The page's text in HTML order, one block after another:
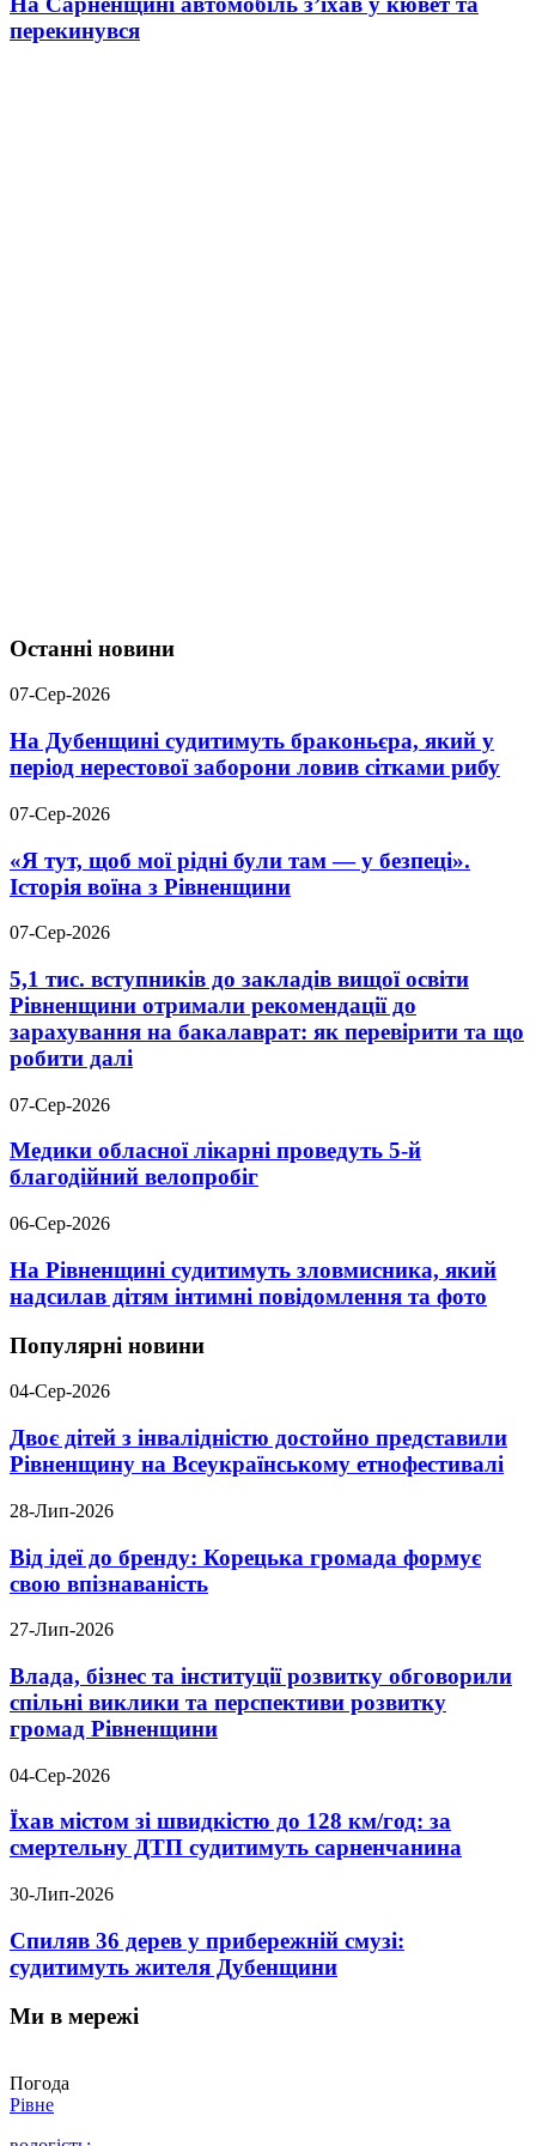
перекинувся
Останні новини
07-Сер-2026
На Дубенщині судитимуть браконьєра, який у
період нерестової заборони ловив сітками рибу
07-Сер-2026
«Я тут, щоб мої рідні були там — у безпеці».
Історія воїна з Рівненщини
07-Сер-2026
5,1 тис. вступників до закладів вищої освіти
Рівненщини отримали рекомендації до
зарахування на бакалаврат: як перевірити та що
робити далі
07-Сер-2026
Медики обласної лікарні проведуть 5-й
благодійний велопробіг
06-Сер-2026
На Рівненщині судитимуть зловмисника, який
надсилав дітям інтимні повідомлення та фото
Популярні новини
04-Сер-2026
Двоє дітей з інвалідністю достойно представили
Рівненщину на Всеукраїнському етнофестивалі
28-Лип-2026
Від ідеї до бренду: Корецька громада формує
свою впізнаваність
27-Лип-2026
Влада, бізнес та інституції розвитку обговорили
спільні виклики та перспективи розвитку
громад Рівненщини
04-Сер-2026
Їхав містом зі швидкістю до 128 км/год: за
смертельну ДТП судитимуть сарненчанина
30-Лип-2026
Спиляв 36 дерев у прибережній смузі:
судитимуть жителя Дубенщини
Ми в мережі
Погода
Рівне